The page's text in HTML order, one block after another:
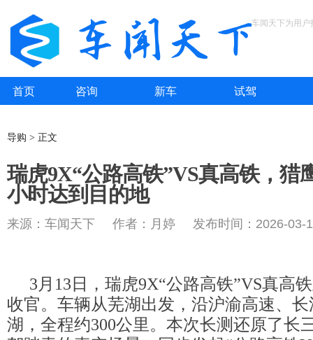
车闻天下为用户
首页 咨询 新车 试驾
导购 > 正文
瑞虎9X“公路高铁”VS真高铁，猎
小时达到目的地
来源：车闻天下 作者：月婷 发布时间：2026-03-
3月13日，瑞虎9X“公路高铁”VS真高
收官。车辆从芜湖出发，沿沪渝高速、
湖，全程约300公里。本次长测还原了长